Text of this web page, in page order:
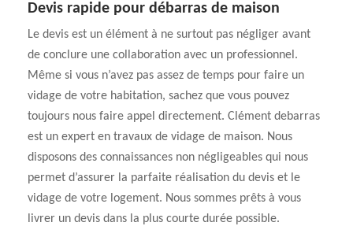
Devis rapide pour débarras de maison
Le devis est un élément à ne surtout pas négliger avant
de conclure une collaboration avec un professionnel.
Même si vous n’avez pas assez de temps pour faire un
vidage de votre habitation, sachez que vous pouvez
toujours nous faire appel directement. Clément debarras
est un expert en travaux de vidage de maison. Nous
disposons des connaissances non négligeables qui nous
permet d’assurer la parfaite réalisation du devis et le
vidage de votre logement. Nous sommes prêts à vous
livrer un devis dans la plus courte durée possible.